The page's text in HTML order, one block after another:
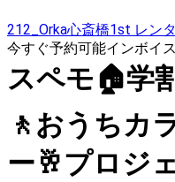
212_Orka心斎橋1st レン
今すぐ予約可能インボイ
スペモ🏠学
🚶おうちカ
ー🥂プロジ